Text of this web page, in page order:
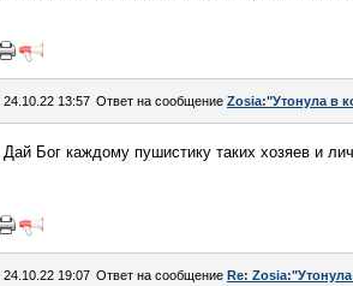
24.10.22 13:57 Ответ на сообщение Zosia:"Утонула в
Дай Бог каждому пушистику таких хозяев и
24.10.22 19:07 Ответ на сообщение Re: